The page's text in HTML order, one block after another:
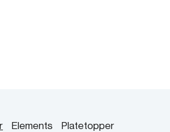
Elements Platetopper